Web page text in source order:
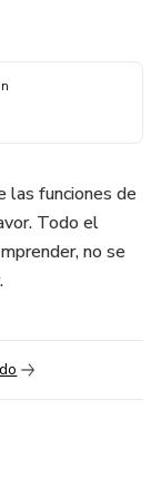
las funciones de
Todo el
no se